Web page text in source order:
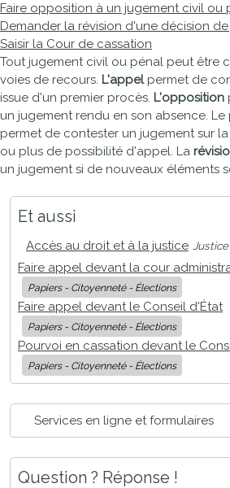
Faire opposition à un jugement civil ou
Demander la révision d'une décision
Saisir la Cour de cassation
Tout jugement civil ou pénal peut être
voies de recours. L'appelpermet de
issue d'un premier procès. L'opposition
un jugement rendu en son absence.
permet de contester un jugement sur
ou plus de possibilité d'appel. La
un jugement si de nouveaux éléments
Et aussi
Accès au droit et à la justice Justice
Faire appel devant la cour
Papiers - Citoyenneté - Élections
Faire appel devant le Conseil d'État
Papiers - Citoyenneté - Élections
Pourvoi en cassation devant le
Papiers - Citoyenneté - Élections
Services en ligne et formulaires
Question ? Réponse !